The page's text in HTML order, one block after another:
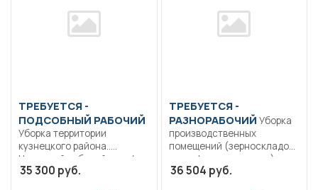
ТРЕБУЕТСЯ -
ПОДСОБНЫЙ РАБОЧИЙ
Уборка территории
кузнецкого района..
Неполный рабочий день/
неполная рабочая неделя..
35 300 руб.
ТРЕБУЕТСЯ -
РАЗНОРАБОЧИЙ
производственных
помещений (зерноскладов,
картофелехранилища),
поддержание надлежащего
36 504 руб.